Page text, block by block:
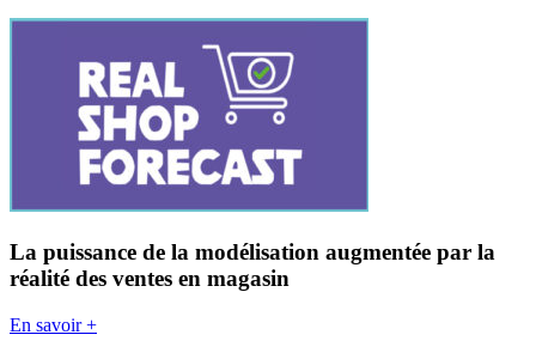
La puissance de la modélisation augmentée par la
réalité des ventes en magasin
En savoir +